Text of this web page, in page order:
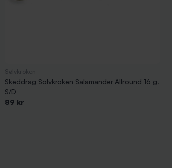
Skeddrag Sölvkroken Salamander Allround 16 g,
S/D
89 kr